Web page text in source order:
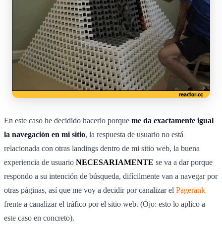
En este caso he decidido hacerlo porque me da exactamente igual
la navegación en mi sitio, la respuesta de usuario no está
relacionada con otras landings dentro de mi sitio web, la buena
experiencia de usuario NECESARIAMENTE se va a dar porque
respondo a su intención de búsqueda, difícilmente van a navegar por
otras páginas, así que me voy a decidir por canalizar el Pagerank
frente a canalizar el tráfico por el sitio web. (Ojo: esto lo aplico a
este caso en concreto).